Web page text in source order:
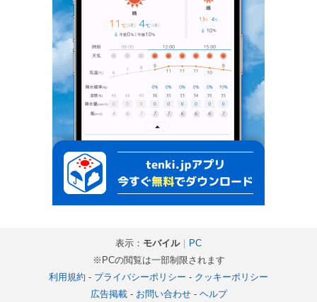
表示： モバイル｜ PC
※PCの閲覧は一部制限されます
利用規約 - プライバシーポリシー - クッキーポリシー
広告掲載- お問い合わせ- ヘルプ